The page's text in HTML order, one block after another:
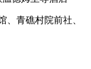
青礁村院前社、